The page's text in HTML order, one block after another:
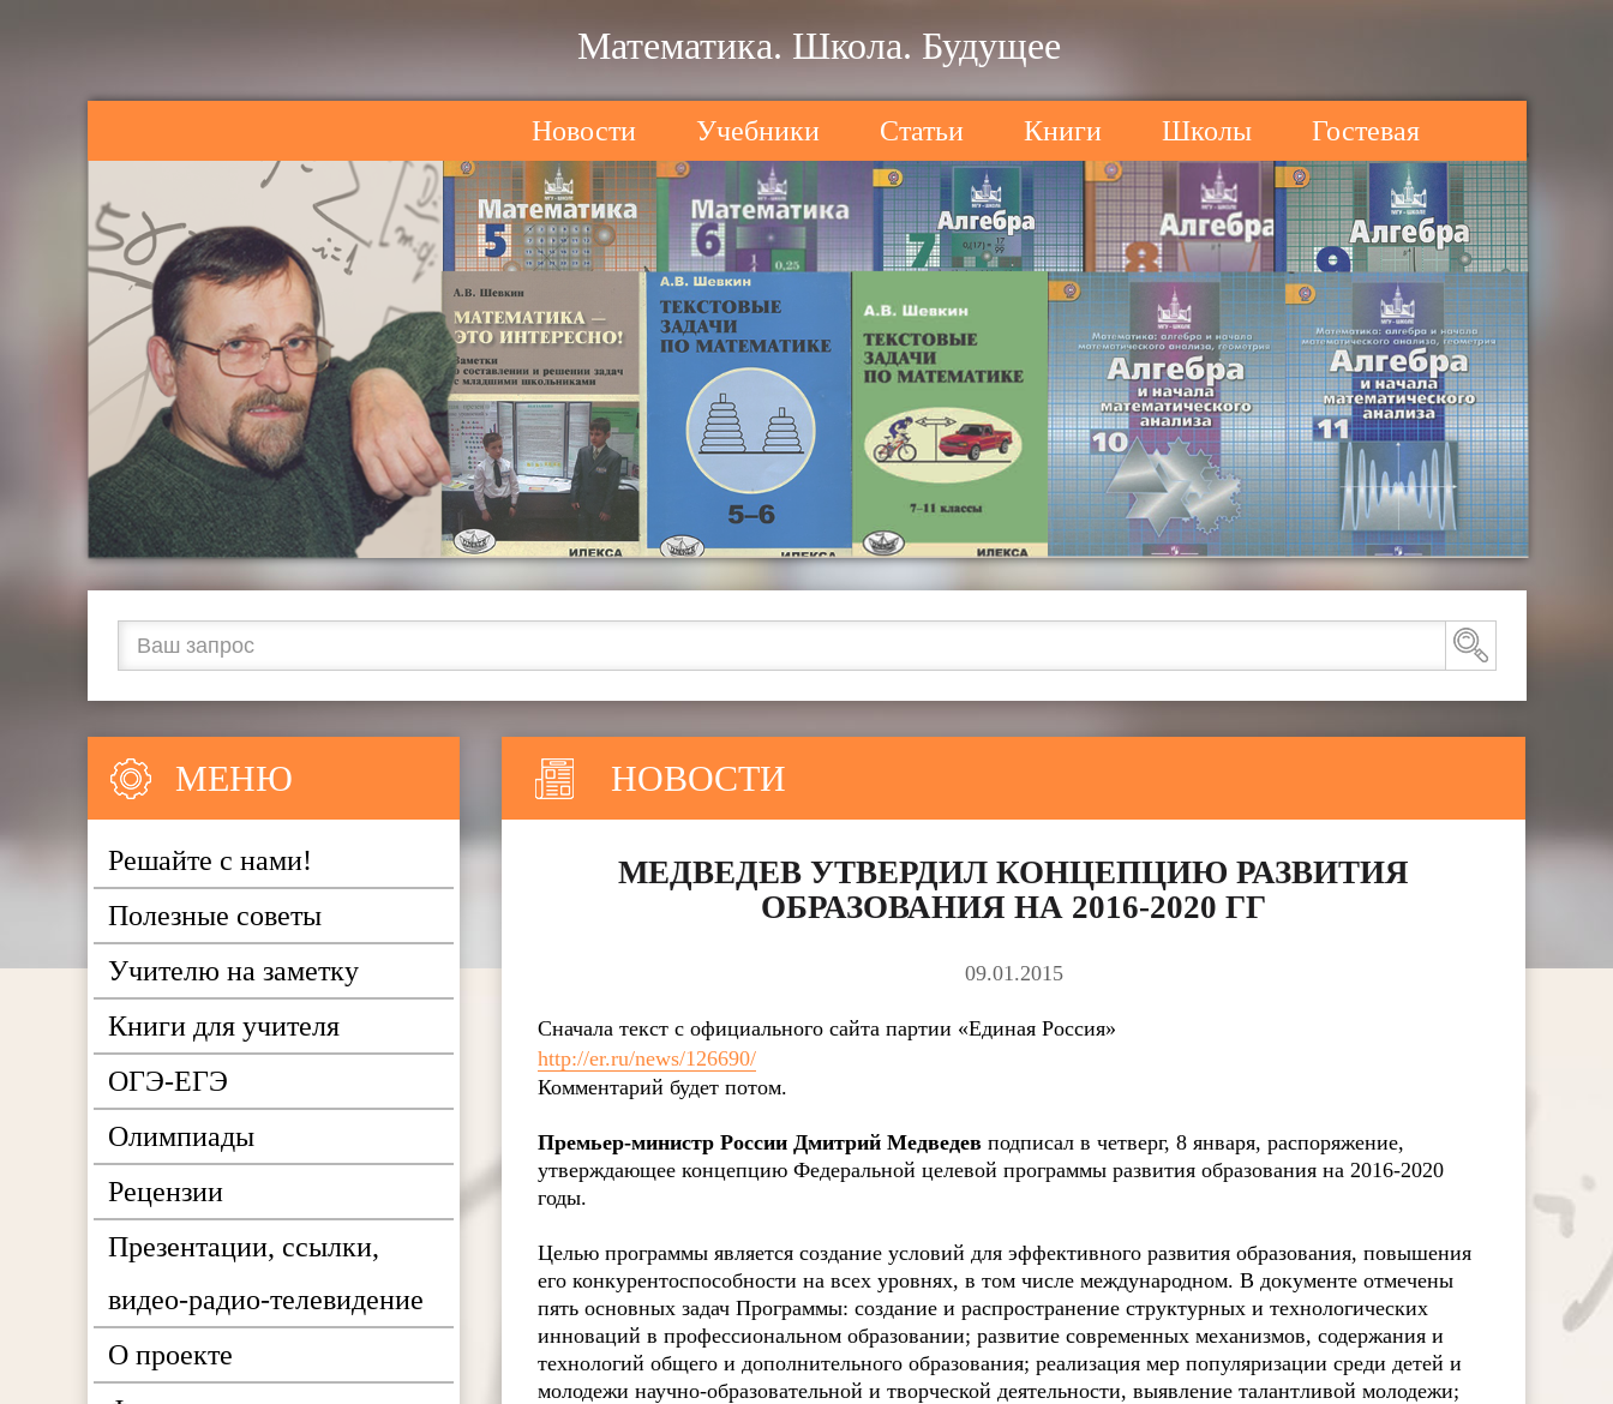
Математика. Школа. Будущее
Новости Учебники Статьи Книги Школы Гостевая
НОВОСТИ
МЕДВЕДЕВ УТВЕРДИЛ КОНЦЕПЦИЮ РАЗВИТИЯ
ОБРАЗОВАНИЯ НА 2016-2020 ГГ
09.01.2015
Сначала текст с официального сайта партии «Единая Россия»
http://er.ru/news/126690/
Комментарий будет потом.
Премьер-министр России Дмитрий Медведевподписал в четверг, 8 января, распоряжение,
утверждающее концепцию Федеральной целевой программы развития образования на 2016-2020
годы.
Целью программы является создание условий для эффективного развития образования, повышения
его конкурентоспособности на всех уровнях, в том числе международном. В документе отмечены
пять основных задач Программы: создание и распространение структурных и технологических
инноваций в профессиональном образовании; развитие современных механизмов, содержания и
технологий общего и дополнительного образования; реализация мер популяризации среди детей и
молодежи научно-образовательной и творческой деятельности, выявление талантливой молодежи;
МЕНЮ
Решайте с нами!
Полезные советы
Учителю на заметку
Книги для учителя
ОГЭ-ЕГЭ
Олимпиады
Рецензии
Презентации, ссылки,
видео-радио-телевидение
О проекте